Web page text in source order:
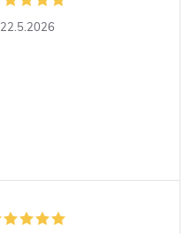
22.5.2026